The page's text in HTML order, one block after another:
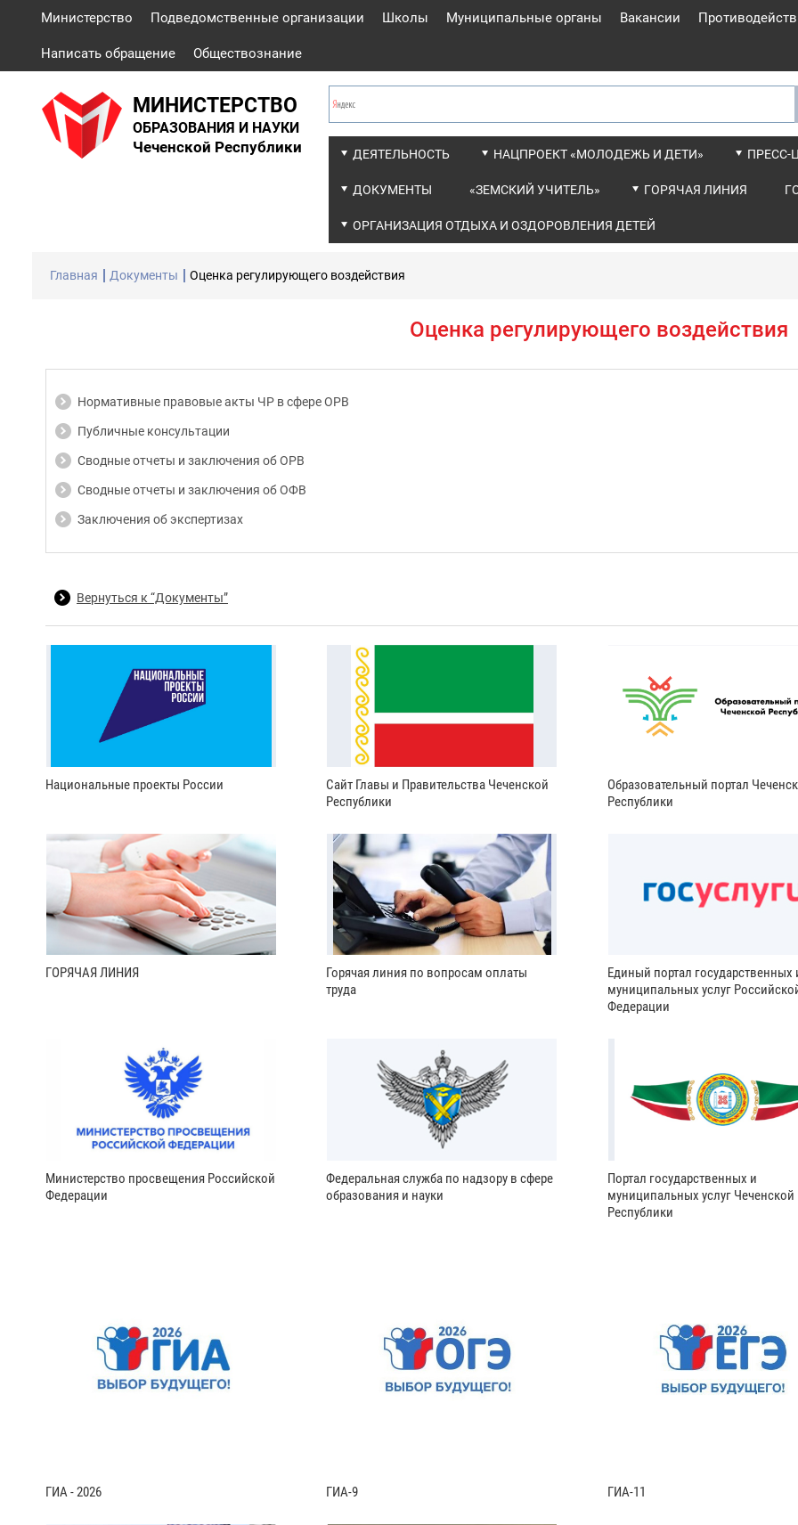
Министерство Подведомственные организации Школы Муниципальные органы Вакансии
Написать обращение Обществознание
МИНИСТЕРСТВО
ОБРАЗОВАНИЯ И НАУКИ
Чеченской Республики ДЕЯТЕЛЬНОСТЬ НАЦПРОЕКТ «МОЛОДЕЖЬ И ДЕТИ» ПРЕСС-
ДОКУМЕНТЫ «ЗЕМСКИЙ УЧИТЕЛЬ» ГОРЯЧАЯ ЛИНИЯ
ОРГАНИЗАЦИЯ ОТДЫХА И ОЗДОРОВЛЕНИЯ ДЕТЕЙ
Главная Документы Оценка регулирующего воздействия
Оценка регулирующего воздействия
Нормативные правовые акты ЧР в сфере ОРВ
Публичные консультации
Сводные отчеты и заключения об ОРВ
Сводные отчеты и заключения об ОФВ
Заключения об экспертизах
Вернуться к “Документы”
Национальные проекты России
Сайт Главы и Правительства Чеченской
Республики
Образовательный портал
Республики
ГОРЯЧАЯ ЛИНИЯ
Горячая линия по вопросам оплаты
труда
Единый портал государственных
муниципальных услуг
Федерации
Министерство просвещения Российской
Федерации
Федеральная служба по надзору в сфере
образования и науки
Портал государственных и
муниципальных услуг Чеченской
Республики
ГИА - 2026 ГИА-9 ГИА-11